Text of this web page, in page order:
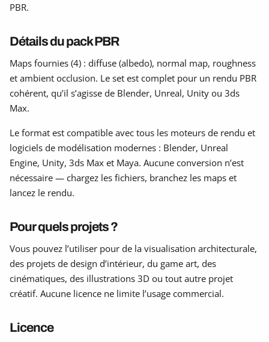
PBR.
Détails du pack PBR
Maps fournies (4) : diffuse (albedo), normal map, roughness
et ambient occlusion. Le set est complet pour un rendu PBR
cohérent, qu’il s’agisse de Blender, Unreal, Unity ou 3ds
Max.
Le format est compatible avec tous les moteurs de rendu et
logiciels de modélisation modernes : Blender, Unreal
Engine, Unity, 3ds Max et Maya. Aucune conversion n’est
nécessaire — chargez les fichiers, branchez les maps et
lancez le rendu.
Pour quels projets ?
Vous pouvez l’utiliser pour de la visualisation architecturale,
des projets de design d’intérieur, du game art, des
cinématiques, des illustrations 3D ou tout autre projet
créatif. Aucune licence ne limite l’usage commercial.
Licence